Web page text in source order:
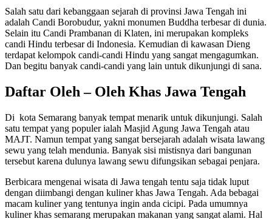
Salah satu dari kebanggaan sejarah di provinsi Jawa Tengah ini
adalah Candi Borobudur, yakni monumen Buddha terbesar di dunia.
Selain itu Candi Prambanan di Klaten, ini merupakan kompleks
candi Hindu terbesar di Indonesia. Kemudian di kawasan Dieng
terdapat kelompok candi-candi Hindu yang sangat mengagumkan.
Dan begitu banyak candi-candi yang lain untuk dikunjungi di sana.
Daftar Oleh – Oleh Khas Jawa Tengah
Di kota Semarang banyak tempat menarik untuk dikunjungi. Salah
satu tempat yang populer ialah Masjid Agung Jawa Tengah atau
MAJT. Namun tempat yang sangat bersejarah adalah wisata lawang
sewu yang telah mendunia. Banyak sisi mistisnya dari bangunan
tersebut karena dulunya lawang sewu difungsikan sebagai penjara.
Berbicara mengenai wisata di Jawa tengah tentu saja tidak luput
dengan diimbangi dengan kuliner khas Jawa Tengah. Ada bebagai
macam kuliner yang tentunya ingin anda cicipi. Pada umumnya
kuliner khas semarang merupakan makanan yang sangat alami. Hal